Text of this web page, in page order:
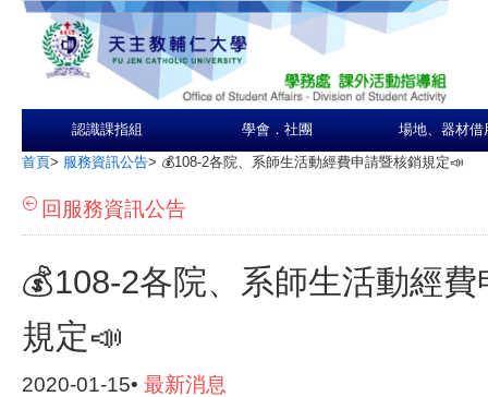
認識課指組 學會．社團 場地、器材借
首頁> 服務資訊公告> 💰108-2各院、系師生活動經費申請暨核銷規定📣
回服務資訊公告
💰108-2各院、系師生活動經
規定📣
2020-01-15• 最新消息